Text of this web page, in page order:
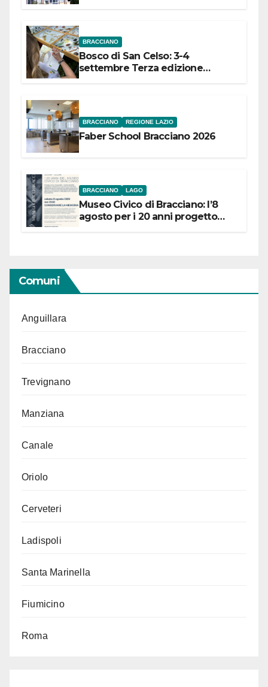
BRACCIANO
Bosco di San Celso: 3-4
settembre Terza edizione
BRACCIANO REGIONE LAZIO
Faber School Bracciano 2026
BRACCIANO LAGO
Museo Civico di Bracciano: l’8
agosto per i 20 anni progetto
Comuni
Anguillara
Bracciano
Trevignano
Manziana
Canale
Oriolo
Cerveteri
Ladispoli
Santa Marinella
Fiumicino
Roma